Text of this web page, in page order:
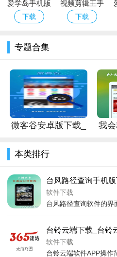
4.个性化设置：用户可以根据
保护等设置进行个性化定制，享受
太一护照在设计上注重用户体验
内置了丰富的实用功能，比如数
种文件和合同的签署，不仅提高
法性和安全性。太一护照还具有
在线支付、网络投票、电子身份
软件优势
被突破的数据安全保护壁垒。
2.易用性：无论是注册还是使
3.灵活性：适用于多种场景，
适合自己的使用方案。
爱学岛手机版
下载_爱学岛
下载
视频剪辑王手
机版下载
下载
专题合集
微客谷安卓版下载_
我会
本类排行
台风路径查询手机
询安卓版下载
软件下载
台铃云端下载_台铃
软件下载